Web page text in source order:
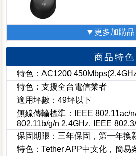
▼更多加購
商品特色
特色：AC1200
特色：支援全台電信業者
適用坪數：49坪以下
無線傳輸標準：IEEE 802.11ac/
802.11b/g/n 2.4GHz, IEEE
保固期限：三年保固，第一年換
特色：Tether APP中文化，簡易